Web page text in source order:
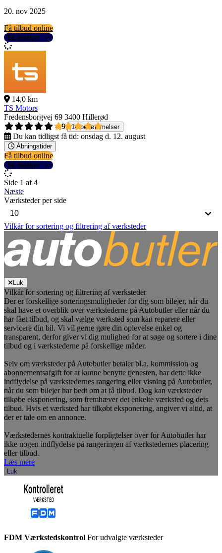
20. nov 2025
Få tilbud online
Se detaljer
14,0 km
TS Motors
Fredensborgvej 69 3400 Hillerød
4,9
14 bedømmelser
Du kan tidligst få tid: onsdag d. 12. august
Åbningstider
Få tilbud online
Se detaljer
Side 1 af 4
Næste
Værksteder per side
Vilkår for sortering og filtrering af værksteder
Luk
Vilkår for sortering og filtrering af værksteder
Der er forskellige sorteringsmuligheder for dig som bilejer, når du
skal have et overblik over værkstederne på Autobutler eller når du
har fået tilbud, og skal vælge værksted som kan reparere eller
servicere din bil. Vi vil gerne gøre din oplevelse enkel og
transparent, derfor giver vi dig mulighed for at søge og sortere i dine
tilbud og i værkstederne på forskellige måder.
Selv om værksteder på Autobutler betaler bl.a. kommission og
abonnementsafgift for at kunne benytte tjenesten, har dette ikke
indflydelse på værkstedernes rangering eller visning på Autobutler,
når du som bilejer har bedt om at få tilbud. Dog kan værksteder
tilkøbe eksponering, som fremhæver det enkelte værksted og dets
tilbud. Hvis et værksted har tilkøbt eksponering, angiver vi altid, at
der er tale om en annonce.
Værkstedernes kontraktuelle forpligtelser over for Autobutler har
ikke nogen indflydelse på rangeringen af værkstedernes placering
eller tilbud.
Læs mere
Luk
FDM Værkstedskontrol For udvalgte værksteder